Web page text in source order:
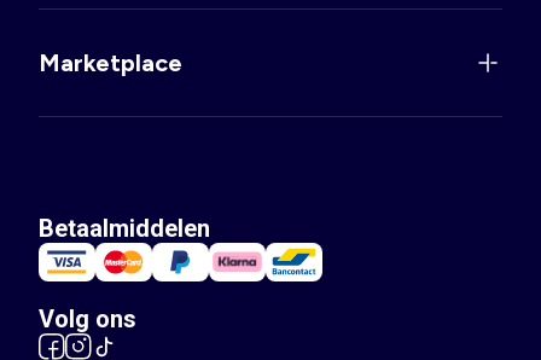
Marketplace
Betaalmiddelen
Volg ons